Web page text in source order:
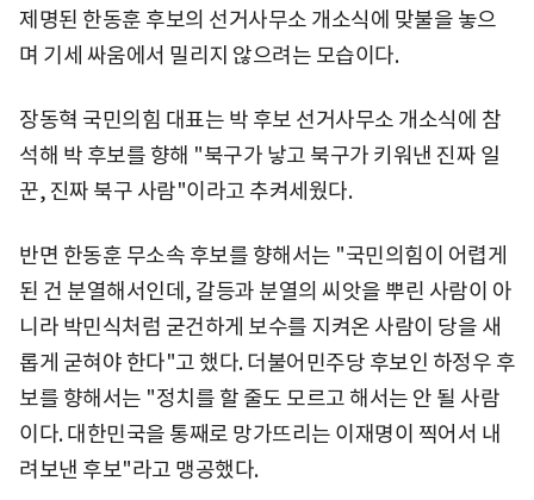
제명된 한동훈 후보의 선거사무소 개소식에 맞불을 놓으
며 기세 싸움에서 밀리지 않으려는 모습이다.
장동혁 국민의힘 대표는 박 후보 선거사무소 개소식에 참
석해 박 후보를 향해 "북구가 낳고 북구가 키워낸 진짜 일
꾼, 진짜 북구 사람"이라고 추켜세웠다.
반면 한동훈 무소속 후보를 향해서는 "국민의힘이 어렵게
된 건 분열해서인데, 갈등과 분열의 씨앗을 뿌린 사람이 아
니라 박민식처럼 굳건하게 보수를 지켜온 사람이 당을 새
롭게 굳혀야 한다"고 했다. 더불어민주당 후보인 하정우 후
보를 향해서는 "정치를 할 줄도 모르고 해서는 안 될 사람
이다. 대한민국을 통째로 망가뜨리는 이재명이 찍어서 내
려보낸 후보"라고 맹공했다.